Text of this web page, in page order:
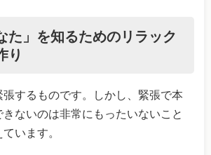
た」を知るためのリラック
り
するものです。しかし、緊張で本
ないのは非常にもったいないこと
います。